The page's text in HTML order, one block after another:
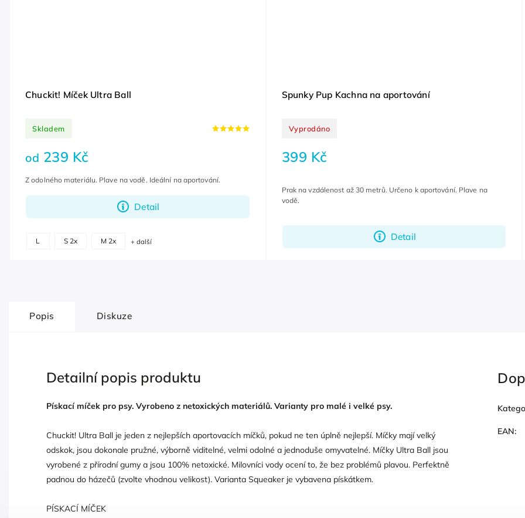
Chuckit! Míček Ultra Ball
Skladem
od 239 Kč
Detail
Z odolného materiálu. Plave na vodě. Ideální na aportování.
L S 2x M 2x + další
Spunky Pup Kachna na aportování
Vyprodáno
399 Kč
Detail
Prak na vzdálenost až 30 metrů. Určeno k aportování. Plave na
vodě.
Popis Diskuze
Detailní popis produktu
Pískací míček pro psy. Vyrobeno z netoxických materiálů. Varianty pro malé i velké psy.
Chuckit! Ultra Ball je jeden z nejlepších aportovacích míčků, pokud ne ten úplně nejlepší. Míčky mají velký
odskok, jsou dokonale pružné, výborně viditelné, velmi odolné a jednoduše omyvatelné. Míčky Ultra Ball jsou
vyrobené z přírodní gumy a jsou 100% netoxické. Milovníci vody ocení to, že bez problémů plavou. Perfektně
padnou do házečů (zvolte vhodnou velikost). Varianta Squeaker je vybavena pískátkem.
PÍSKACÍ MÍČEK
EAN: